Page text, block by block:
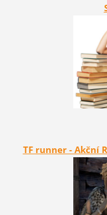
TF runner - Akční